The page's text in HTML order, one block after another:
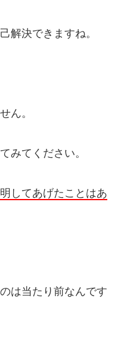
決できますね。
ん。
みてください。
してあげたことはあ
は当たり前なんです